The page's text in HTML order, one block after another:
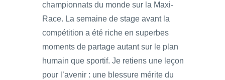
championnats du monde sur la Maxi-
Race. La semaine de stage avant la
compétition a été riche en superbes
moments de partage autant sur le plan
humain que sportif. Je retiens une leçon
pour l’avenir : une blessure mérite du